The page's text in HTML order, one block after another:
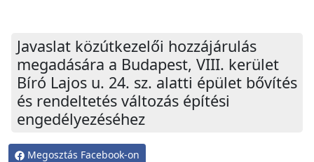
Javaslat közútkezelői hozzájárulás
megadására a Budapest, VIII. kerület
Bíró Lajos u. 24. sz. alatti épület bővítés
és rendeltetés változás építési
engedélyezéséhez
Megosztás Facebook-on